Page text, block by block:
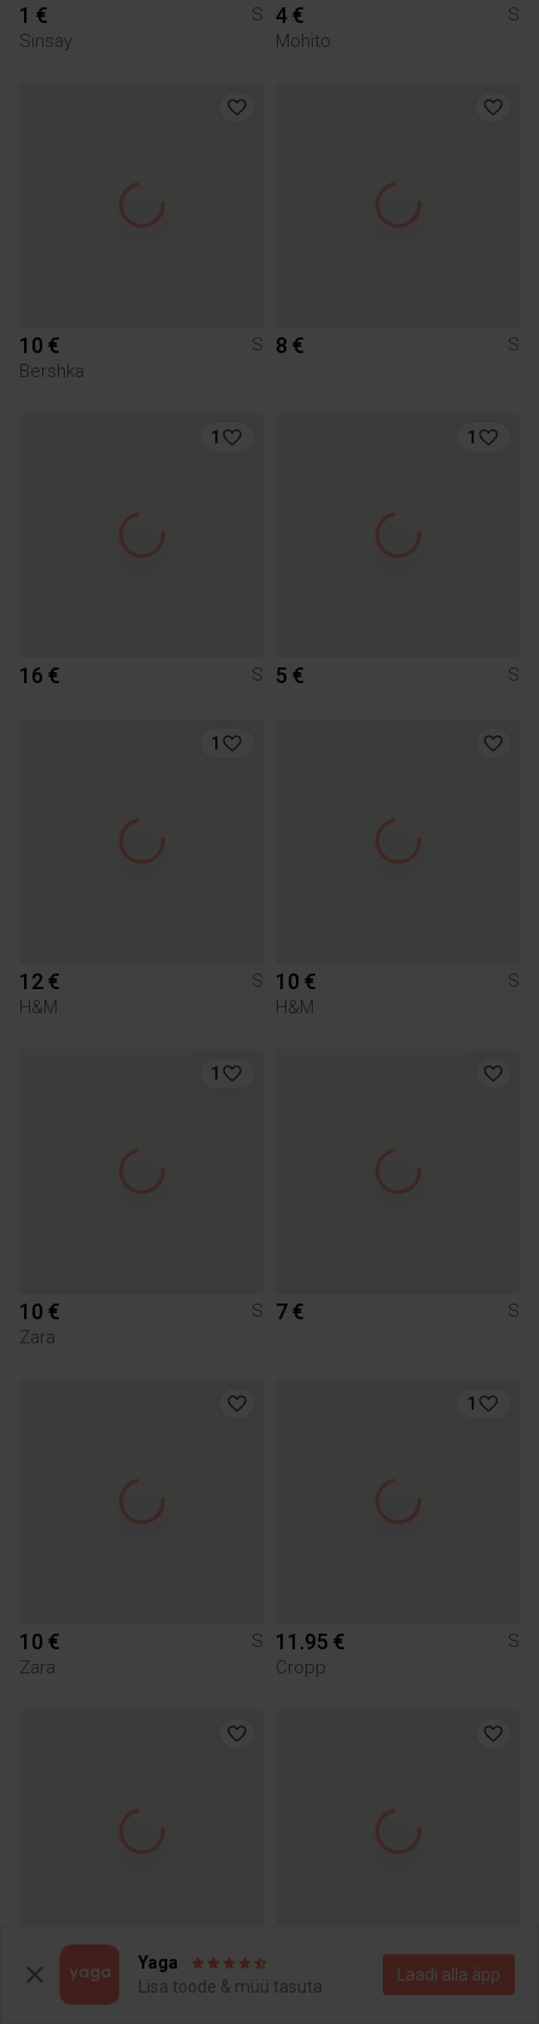
1 €
S
Sinsay
4 €
S
Mohito
10 €
S
Bershka
8 € S
1
16 € S
1
5 € S
1
12 €
S
H&M
10 €
S
H&M
1
10 €
S
Zara
7 € S
10 €
S
Zara
1
11.95 €
S
Cropp
5 €
S
H&M
Yaga
Lisa toode & müü tasuta
Laadi alla äpp